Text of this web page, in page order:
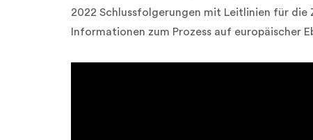
2022 Schlussfolgerungen mit Leitlinien für
Informationen zum Prozess auf europäischer